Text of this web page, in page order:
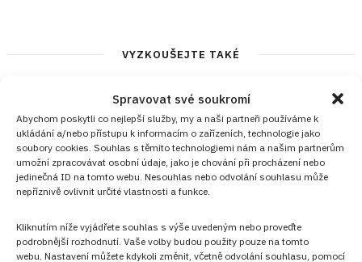
Spravovat své soukromí
Abychom poskytli co nejlepší služby, my a naši partneři používáme k
ukládání a/nebo přístupu k informacím o zařízeních, technologie jako
soubory cookies. Souhlas s těmito technologiemi nám a našim partnerům
umožní zpracovávat osobní údaje, jako je chování při procházení nebo
jedinečná ID na tomto webu. Nesouhlas nebo odvolání souhlasu může
nepříznivě ovlivnit určité vlastnosti a funkce.
Kliknutím níže vyjádřete souhlas s výše uvedeným nebo proveďte
podrobnější rozhodnutí. Vaše volby budou použity pouze na tomto
webu. Nastavení můžete kdykoli změnit, včetně odvolání souhlasu, pomocí
VYZKOUŠEJTE TAKÉ